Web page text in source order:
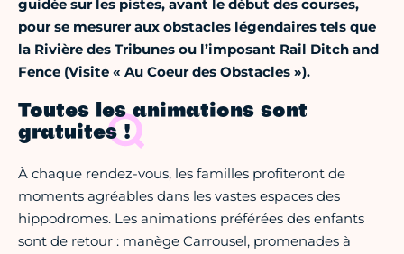
guidée sur les pistes, avant le début des courses,
pour se mesurer aux obstacles légendaires tels que
la Rivière des Tribunes ou l’imposant Rail Ditch and
Fence (Visite « Au Coeur des Obstacles »).
Toutes les animations sont
gratuites !
À chaque rendez-vous, les familles profiteront de
moments agréables dans les vastes espaces des
hippodromes. Les animations préférées des enfants
sont de retour : manège Carrousel, promenades à